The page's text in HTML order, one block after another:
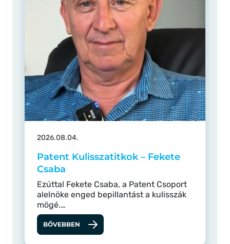
2026.08.04.
Patent Kulisszatitkok – Fekete
Csaba
Ezúttal Fekete Csaba, a Patent Csoport
alelnöke enged bepillantást a kulisszák
mögé.…
BŐVEBBEN